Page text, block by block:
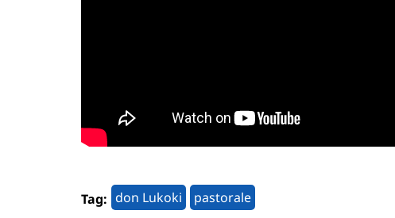
Tag: don Lukoki pastorale